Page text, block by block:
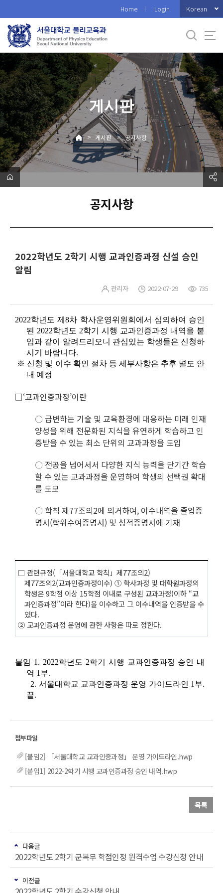
로
메
뉴
Home Login Korean
게시판
> 게시판 > 공지사항
공지사항
2022학년도 2학기 시행 교과인증과정 신설 승인
알림
관리자 2022-07-29 735
2022학년도 제8차 학사운영위원회에서 심의하여 승인
된 2022학년도 2학기 시행 교과인증과정 내역을 붙
임과 같이 알려드리오니 관심있는 학생들은 신청하
시기 바랍니다.
※ 신청 및 이수 확인 절차 등 세부사항은 추후 별도 안
내 예정
□‘교과인증과정’이란
〇 급변하는 기술 및 교육환경에 대응하는 미래 인재
양성을 위해 전문화된 지식을 유연하게 학습하고 인
증받을 수 있는 최소 단위의 교과과정을 도입
〇 전공을 넘어서서 다양한 지식 능력을 단기간 학습
할 수 있는 교과과정을 운영하여 학생의 선택권 확대
를 도모
〇 학칙 제77조의2에 의거하여, 이수내역을 졸업증
명서(학위수여증명서) 및 성적증명서에 기재
□ 관련규정(「서울대학교 학칙」제77조의2)
제77조의2(교과인증과정이수) ① 학사과정 및 대학원과정의
학생은 9학점 이상 15학점 이내로 구성된 교과과정(이하 “교
과인증과정”이라 한다)을 이수하고 그 이수내역을 인증받을 수
있다.
② 교과인증과정 운영에 관한 사항은 따로 정한다.
붙임 1. 2022학년도 2학기 시행 교과인증과정 승인 내
역 1부.
2. 서울대학교 교과인증과정 운영 가이드라인 1부.
끝.
[붙임2] 「서울대학교 교과인증과정」 운영 가이드라인.hwp
[붙임1] 2022-2학기 시행 교과인증과정 승인 내역.hwp
목록
다음글
2022학년도 2학기 군복무 학점인정 원격수업 수강신청 안내
이전글